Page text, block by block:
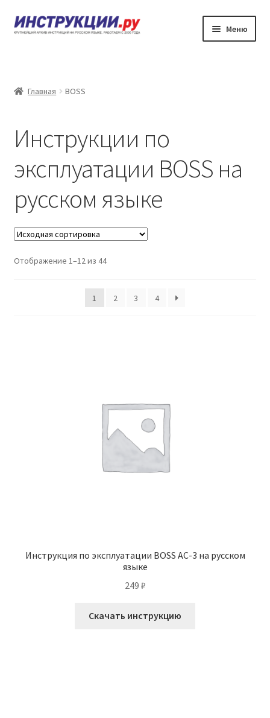
Перейти
к
Перейти
к
Меню
Каталог инструкций по эксплуатации
Личный кабинет
Главная BOSS
Инструкции по
эксплуатации BOSS на
русском языке
Отображение 1–12 из 44
1 2 3 4
Инструкция по эксплуатации BOSS AC-3 на русском
языке
249 ₽
Скачать инструкцию